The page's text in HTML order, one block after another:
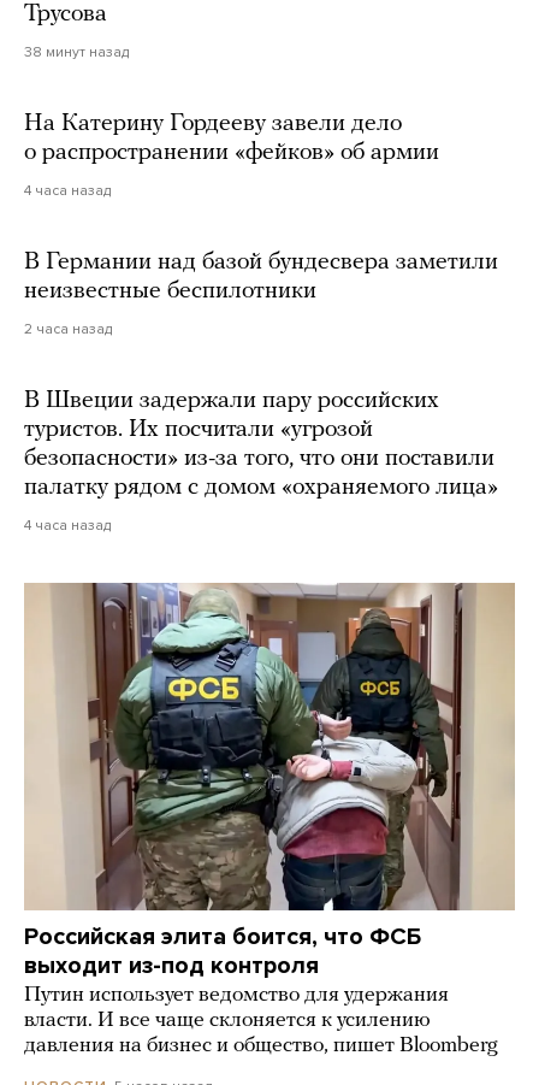
Трусова
38 минут назад
На Катерину Гордееву завели дело
о распространении «фейков» об армии
4 часа назад
В Германии над базой бундесвера заметили
неизвестные беспилотники
2 часа назад
В Швеции задержали пару российских
туристов. Их посчитали «угрозой
безопасности» из-за того, что они поставили
палатку рядом с домом «охраняемого лица»
4 часа назад
Российская элита боится, что ФСБ
выходит из-под контроля
Путин использует ведомство для удержания
власти. И все чаще склоняется к усилению
давления на бизнес и общество, пишет Bloomberg